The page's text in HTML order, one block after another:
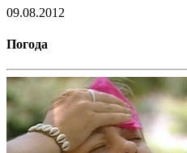
09.08.2012
Погода